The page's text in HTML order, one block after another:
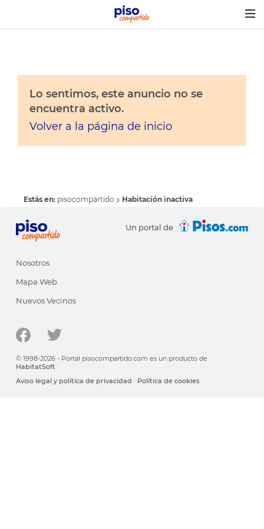
Lo sentimos, este anuncio no se
encuentra activo.
Volver a la página de inicio
Estás en: pisocompartido Habitación inactiva
Un portal de
Nosotros
Mapa Web
Nuevos Vecinos
© 1998-2026 - Portal pisocompartido.com es un producto de
HabitatSoft
Aviso legal y política de privacidad · Política de cookies